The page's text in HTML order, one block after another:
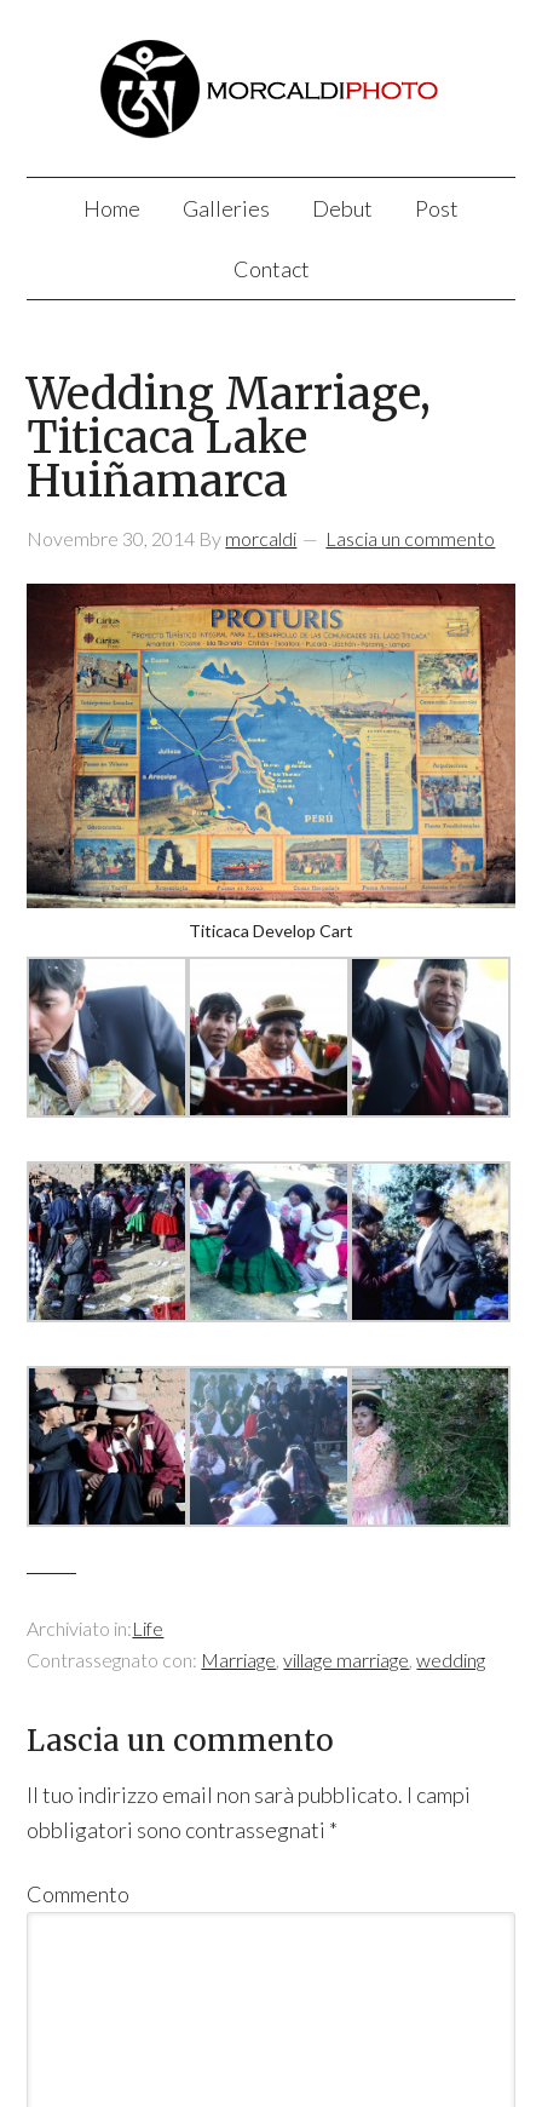
Home Galleries Debut Post
Contact
Wedding Marriage,
Titicaca Lake
Huiñamarca
Novembre 30, 2014 By morcaldi Lascia un commento
Titicaca Develop Cart
Archiviato in:Life
Contrassegnato con: Marriage,village marriage,wedding
Lascia un commento
Il tuo indirizzo email non sarà pubblicato. I campi
obbligatori sono contrassegnati *
Commento